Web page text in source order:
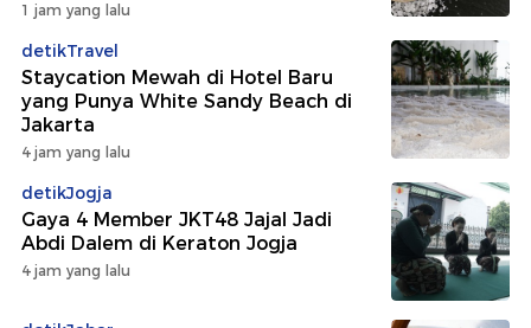
1 jam yang lalu
detikTravel
Staycation Mewah di Hotel Baru
yang Punya White Sandy Beach di
Jakarta
4 jam yang lalu
detikJogja
Gaya 4 Member JKT48 Jajal Jadi
Abdi Dalem di Keraton Jogja
4 jam yang lalu